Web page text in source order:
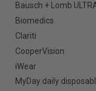
Bausch + Lomb
Biomedics
Clariti
CooperVision
iWear
MyDay daily